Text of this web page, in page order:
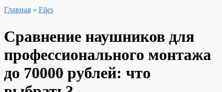
Главная » Files
Сравнение наушников для
профессионального монтажа
до 70000 рублей: что